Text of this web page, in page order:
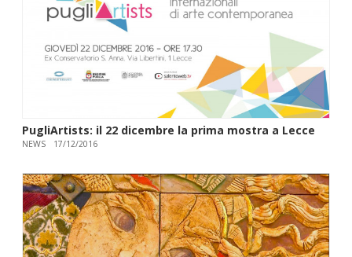
PugliArtists: il 22 dicembre la prima mostra a Lecce
NEWS 17/12/2016